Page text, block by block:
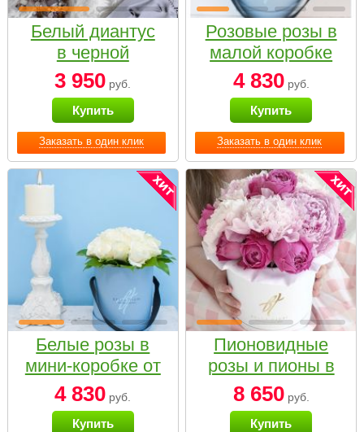
Заказать в один клик
Белый диантус
в черной
коробке Small
3 950 руб.
Купить
Заказать в один клик
Розовые розы в
малой коробке
4 830руб.
Купить
Белые розы в
мини-коробке от
Bella Fiori
4 830 руб.
Купить
Пионовидные
розы и пионы в
белой коробке
Small
8 650руб.
Купить